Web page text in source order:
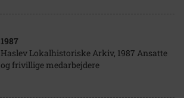
1987
Haslev Lokalhistoriske Arkiv, 1987 Ansatte
og frivillige medarbejdere